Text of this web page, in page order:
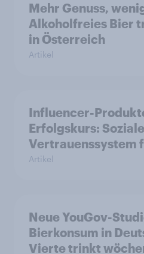
Mehr Genuss,
Alkoholfreies Bier
in Österreich
Artikel
Influencer-
Erfolgskurs:
Vertrauenssystem
Artikel
Neue YouGov-
Bierkonsum in
Vierte trinkt